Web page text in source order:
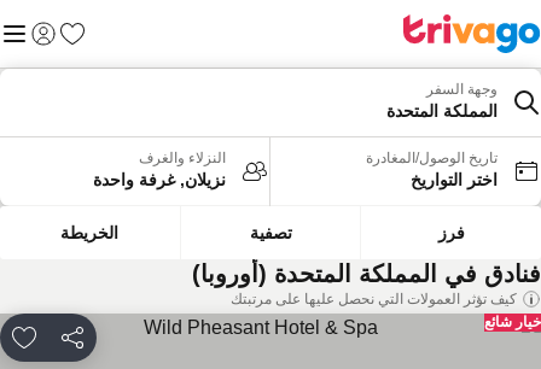
المفضلة
تسجيل
وجهة السفر
المملكة المتحدة
تاريخ الوصول/المغادرة
اختر التواريخ
النزلاء والغرف
نزيلان, غرفة واحدة
فرز تصفية الخريطة
في المملكة المتحدة (أوروبا)
كيف تؤثر العمولات التي نحصل عليها على مرتبتك
مشاركة
شائع